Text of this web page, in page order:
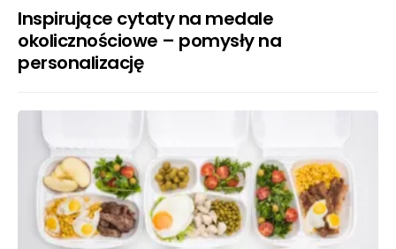
Inspirujące cytaty na medale
okolicznościowe – pomysły na
personalizację